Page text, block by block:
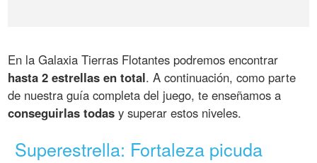
En la Galaxia Tierras Flotantes podremos encontrar
hasta 2 estrellas en total. A continuación, como parte
de nuestra guía completa del juego, te enseñamos a
conseguirlas todas y superar estos niveles.
Superestrella: Fortaleza picuda